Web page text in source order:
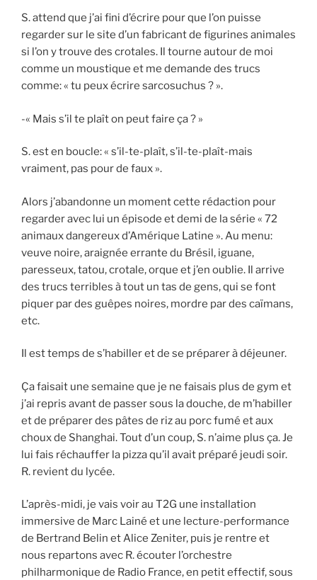
S. attend que j’ai fini d’écrire pour que l’on puisse
regarder sur le site d’un fabricant de figurines animales
si l’on y trouve des crotales. Il tourne autour de moi
comme un moustique et me demande des trucs
comme: « tu peux écrire sarcosuchus ? ».
-« Mais s’il te plaît on peut faire ça ? »
S. est en boucle: « s’il-te-plaît, s’il-te-plaît-mais
vraiment, pas pour de faux ».
Alors j’abandonne un moment cette rédaction pour
regarder avec lui un épisode et demi de la série « 72
animaux dangereux d’Amérique Latine ». Au menu:
veuve noire, araignée errante du Brésil, iguane,
paresseux, tatou, crotale, orque et j’en oublie. Il arrive
des trucs terribles à tout un tas de gens, qui se font
piquer par des guêpes noires, mordre par des caïmans,
etc.
Il est temps de s’habiller et de se préparer à déjeuner.
Ça faisait une semaine que je ne faisais plus de gym et
j’ai repris avant de passer sous la douche, de m’habiller
et de préparer des pâtes de riz au porc fumé et aux
choux de Shanghai. Tout d’un coup, S. n’aime plus ça. Je
lui fais réchauffer la pizza qu’il avait préparé jeudi soir.
R. revient du lycée.
L’après-midi, je vais voir au T2G une installation
immersive de Marc Lainé et une lecture-performance
de Bertrand Belin et Alice Zeniter, puis je rentre et
nous repartons avec R. écouter l’orchestre
philharmonique de Radio France, en petit effectif, sous